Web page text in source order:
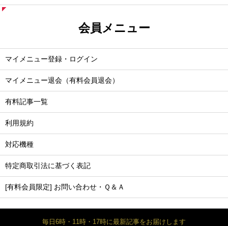
会員メニュー
マイメニュー登録・ログイン
マイメニュー退会（有料会員退会）
有料記事一覧
利用規約
対応機種
特定商取引法に基づく表記
[有料会員限定] お問い合わせ・Ｑ＆Ａ
毎日6時・11時・17時に最新記事をお届けします